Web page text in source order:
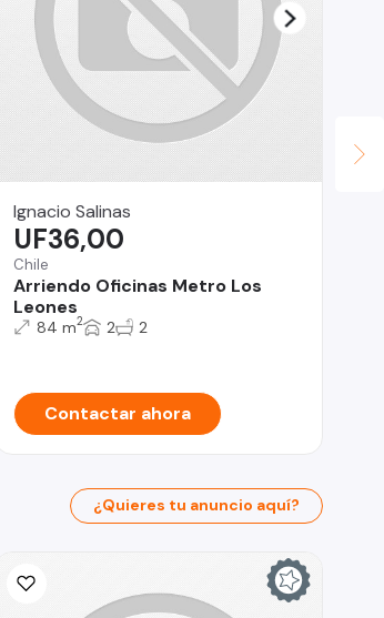
Ignacio Salinas
Chile
Arriendo Oficinas Metro Los
Leones
UF36,00
84 m2 2 2
Contactar ahora
¿Quieres tu anuncio aquí?